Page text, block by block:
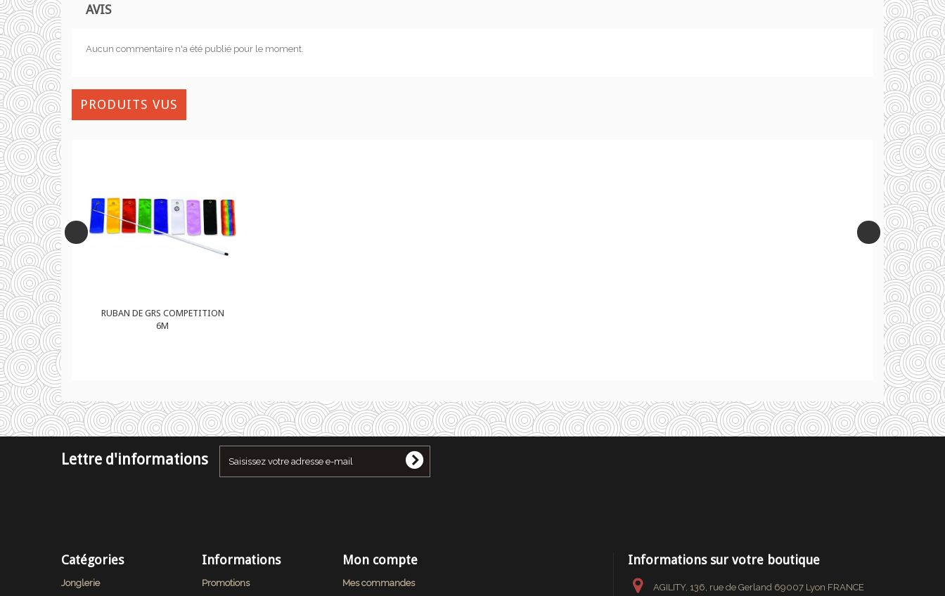
AVIS
Aucun commentaire n'a été publié pour le moment.
PRODUITS VUS
RUBAN DE GRS COMPETITION
6M
Lettre d'informations
Catégories
Jonglerie
Informations
Promotions
Mon compte
Mes commandes
Informations sur votre boutique
AGILITY, 136, rue de Gerland 69007 Lyon FRANCE